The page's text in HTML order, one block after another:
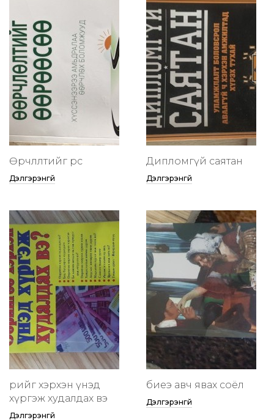
Өөрчлөлтийг өөрөөсөө
Дэлгэрэнгүй
Дипломгүй саятан
Дэлгэрэнгүй
өөрийгөө хэрхэн үнэд
хүргэж худалдах вэ
Дэлгэрэнгүй
биеэ авч явах соёл
Дэлгэрэнгүй